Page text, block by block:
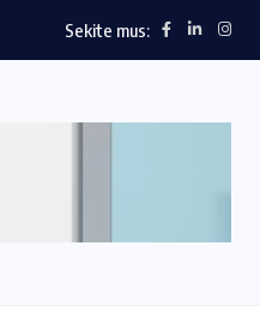
Sekite mus: